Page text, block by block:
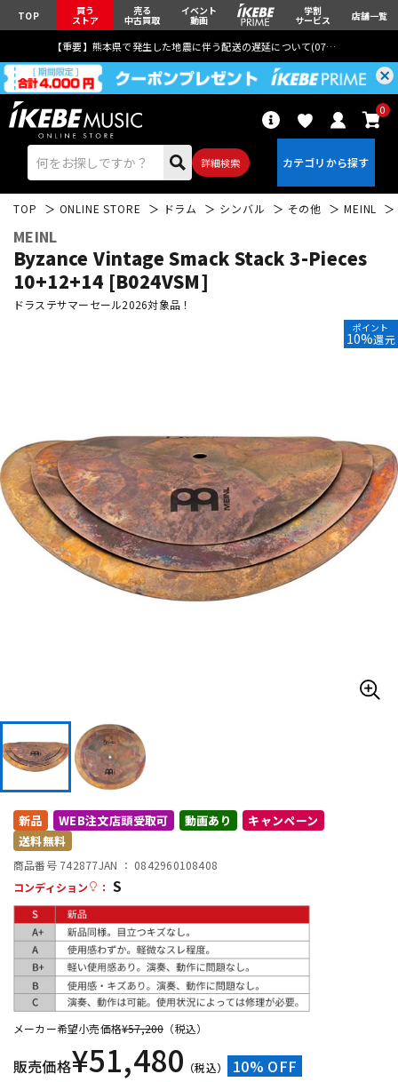
TOP 買う
ストア
売る
中古買取
イベント
動画
学割
サービス 店舗一覧
【重要】熊本県で発生した地震に伴う配送の遅延について(07月29日
詳細検索
0
エレキギター
ドラム パーカッション
キーボード 電子ピアノ
管楽器 その他楽器
DTM オンライン納品
配信/ライブ機器 楽器アクセサリ
中古
TOP ONLINE STORE ドラム シンバル その他 MEINL
MEINL
Byzance Vintage Smack Stack 3-Pieces
10+12+14 [B024VSM]
ドラステサマーセール2026対象品！
ポイント
10%還元
新品 WEB注文店頭受取可 動画あり
キャンペーン
送料無料
商品番号 742877JAN ： 0842960108408
コンディション
： S
メーカー希望小売価格¥57,200 （税込）
販売価格¥51,480 （税込） 10% OFF